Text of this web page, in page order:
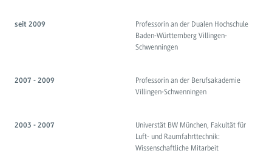
seit 2009
Professorin an der Dualen Hochschule
Baden-Württemberg Villingen-
Schwenningen
2007 - 2009
Professorin an der Berufsakademie
Villingen-Schwenningen
2003 - 2007
Universtät BW München, Fakultät für
Luft- und Raumfahrttechnik:
Wissenschaftliche Mitarbeit